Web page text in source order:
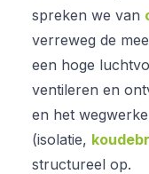
spreken we van
verreweg de
een hoge
ventileren en
en het
(isolatie,
structureel op.